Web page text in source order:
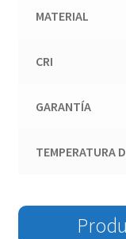
MATERIAL
CRI
GARANTÍA
TEMPERATURA